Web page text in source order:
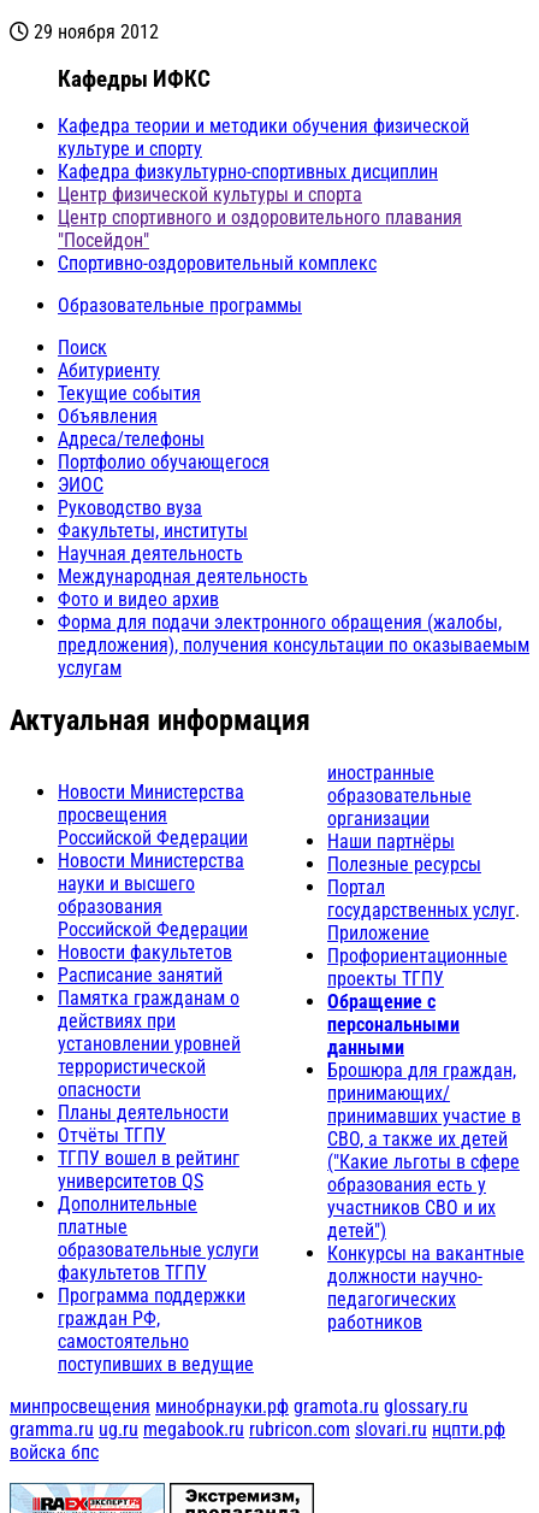
29 ноября 2012
Кафедры ИФКС
Кафедра теории и методики обучения физической
культуре и спорту
Кафедра физкультурно-спортивных дисциплин
Центр физической культуры и спорта
Центр спортивного и оздоровительного плавания
"Посейдон"
Спортивно-оздоровительный комплекс
Образовательные программы
Поиск
Абитуриенту
Текущие события
Объявления
Адреса/телефоны
Портфолио обучающегося
ЭИОС
Руководство вуза
Факультеты, институты
Научная деятельность
Международная деятельность
Фото и видео архив
Форма для подачи электронного обращения (жалобы,
предложения), получения консультации по оказываемым
услугам
Актуальная информация
Новости Министерства
просвещения
Российской Федерации
Новости Министерства
науки и высшего
образования
Российской Федерации
Новости факультетов
Расписание занятий
Памятка гражданам о
действиях при
установлении уровней
террористической
опасности
Планы деятельности
Отчёты ТГПУ
ТГПУ вошел в рейтинг
университетов QS
Дополнительные
платные
образовательные услуги
факультетов ТГПУ
Программа поддержки
граждан РФ,
самостоятельно
поступивших в ведущие
иностранные
образовательные
организации
Наши партнёры
Полезные ресурсы
Портал
государственных услуг.
Приложение
Профориентационные
проекты ТГПУ
Обращение с
персональными
данными
Брошюра для граждан,
принимающих/
принимавших участие в
СВО, а также их детей
("Какие льготы в сфере
образования есть у
участников СВО и их
детей")
Конкурсы на вакантные
должности научно-
педагогических
работников
минпросвещения минобрнауки.рф gramota.ru glossary.ru
gramma.ru ug.ru megabook.ru rubricon.com slovari.ru нцпти.рф
войска бпс